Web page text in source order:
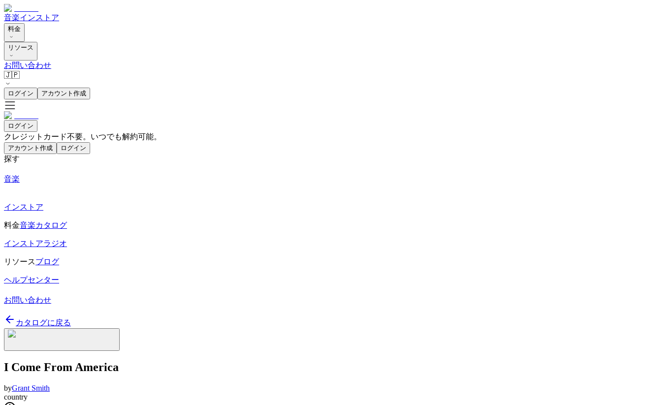
音楽インストア
料金
リソース
お問い合わせ
🇯🇵
ログイン アカウント作成
ログイン
クレジットカード不要。いつでも解約可能。
アカウント作成 ログイン
探す
音楽
インストア
料金音楽カタログ
インストアラジオ
リソースブログ
ヘルプセンター
お問い合わせ
カタログに戻る
I Come From America
byGrant Smith
country